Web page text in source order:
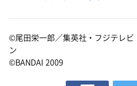
©尾田栄一郎／集英社・フジテレビ
ン
©BANDAI 2009